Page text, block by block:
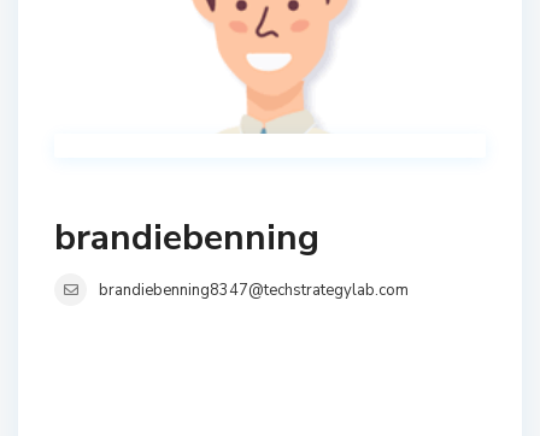
brandiebenning
brandiebenning8347@techstrategylab.com